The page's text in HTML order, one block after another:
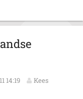
14:19
Kees